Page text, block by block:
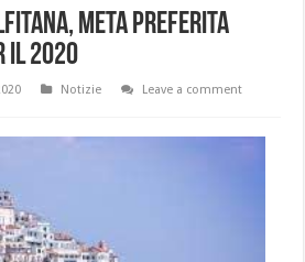
meta preferita
il 2020
Notizie
Leave a comment